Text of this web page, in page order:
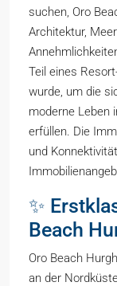
suchen, Oro
Architektur,
Teil eines
wurde, um die
moderne Leben
erfüllen. Die
und
✨
Beach
Oro Beach
an der